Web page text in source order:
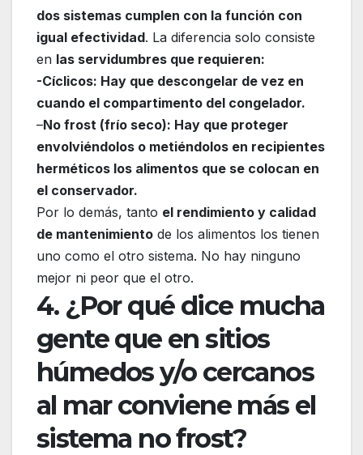
dos sistemas cumplen con la función con
igual efectividad. La diferencia solo consiste
en las servidumbres que requieren:
-Cíclicos: Hay que descongelar de vez en
cuando el compartimento del congelador.
–No frost (frío seco): Hay que proteger
envolviéndolos o metiéndolos en recipientes
herméticos los alimentos que se colocan en
el conservador.
Por lo demás, tanto el rendimiento y calidad
de mantenimiento de los alimentos los tienen
uno como el otro sistema. No hay ninguno
mejor ni peor que el otro.
4. ¿Por qué dice mucha
gente que en sitios
húmedos y/o cercanos
al mar conviene más el
sistema no frost?